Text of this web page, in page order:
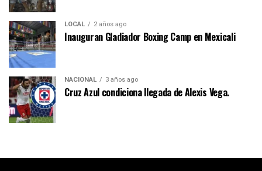
LOCAL 2 años ago
Inauguran Gladiador Boxing Camp en Mexicali
NACIONAL 3 años ago
Cruz Azul condiciona llegada de Alexis Vega.